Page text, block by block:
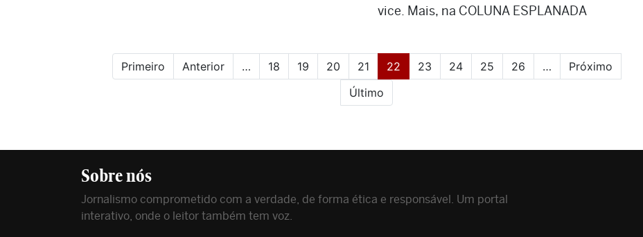
vice. Mais, na COLUNA ESPLANADA
Primeiro Anterior … 18 19 20 21 22 (current)
23 24 25 26 …
Próximo
Último
Sobre nós
Jornalismo comprometido com a verdade, de forma ética e responsável. Um portal
interativo, onde o leitor também tem voz.